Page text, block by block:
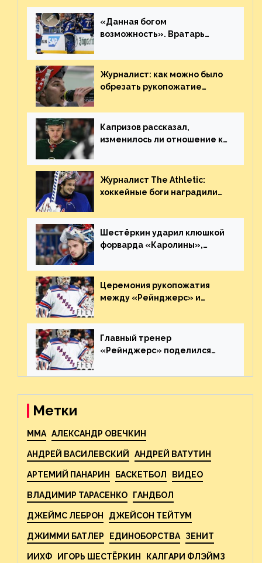
«Данная богом
возможность». Вратарь
броске бутылкой в Кадри
Журналист: как можно было
обрезать рукопожатие
Плохая работа, ESPN
Капризов рассказал,
изменилось ли отношение к
Украине
Журналист The Athletic:
хоккейные боги наградили
великолепную игру
Шестёркин ударил клюшкой
форварда «Каролины»,
пятаке. Видео
Церемония рукопожатия
между «Рейнджерс» и
матча плей-офф. Видео
Главный тренер
«Рейнджерс» поделился
предстоящего финала
Метки
MMA АЛЕКСАНДР ОВЕЧКИН
АНДРЕЙ ВАСИЛЕВСКИЙ АНДРЕЙ ВАТУТИН
АРТЕМИЙ ПАНАРИН БАСКЕТБОЛ ВИДЕО
ВЛАДИМИР ТАРАСЕНКО ГАНДБОЛ
ДЖЕЙМС ЛЕБРОН ДЖЕЙСОН ТЕЙТУМ
ДЖИММИ БАТЛЕР ЕДИНОБОРСТВА ЗЕНИТ
ИИХФ ИГОРЬ ШЕСТЁРКИН КАЛГАРИ ФЛЭЙМЗ